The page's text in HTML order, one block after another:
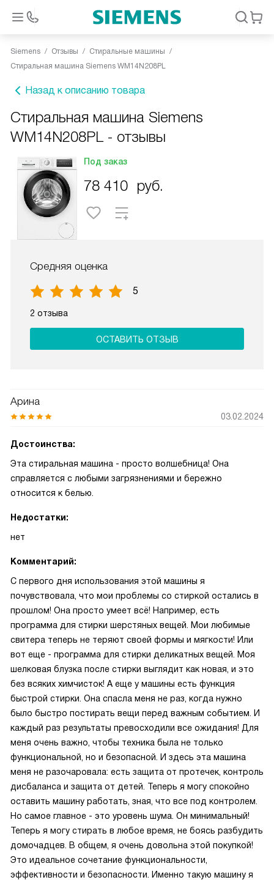
Siemens Отзывы
Стиральные машины
Стиральная машина Siemens WM14N208PL
Назад к описанию товара
Стиральная машина Siemens
WM14N208PL - отзывы
Под заказ
78 410 руб.
Средняя оценка
5
2 отзыва
ОСТАВИТЬ ОТЗЫВ
Арина
03.02.2024
Достоинства:
Эта стиральная машина - просто волшебница! Она
справляется с любыми загрязнениями и бережно
относится к белью.
Недостатки:
нет
Комментарий:
С первого дня использования этой машины я
почувствовала, что мои проблемы со стиркой остались в
прошлом! Она просто умеет всё! Например, есть
программа для стирки шерстяных вещей. Мои любимые
свитера теперь не теряют своей формы и мягкости! Или
вот еще - программа для стирки деликатных вещей. Моя
шелковая блузка после стирки выглядит как новая, и это
без всяких химчисток! А еще у машины есть функция
быстрой стирки. Она спасла меня не раз, когда нужно
было быстро постирать вещи перед важным событием. И
каждый раз результаты превосходили все ожидания! Для
меня очень важно, чтобы техника была не только
функциональной, но и безопасной. И здесь эта машина
меня не разочаровала: есть защита от протечек, контроль
дисбаланса и защита от детей. Теперь я могу спокойно
оставить машину работать, зная, что все под контролем.
Но самое главное - это уровень шума. Он минимальный!
Теперь я могу стирать в любое время, не боясь разбудить
домочадцев. В общем, я очень довольна этой покупкой!
Это идеальное сочетание функциональности,
эффективности и безопасности. Именно такую машину я